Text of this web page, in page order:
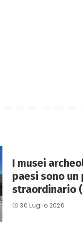
I musei
paesi sono
straordinario
30 Luglio 2026